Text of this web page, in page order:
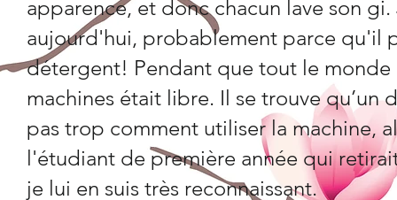
apparence, et donc chacun lave son
aujourd'hui, probablement parce qu'il
détergent! Pendant que tout le monde
machines était libre. Il se trouve qu’un
pas trop comment utiliser la machine,
l'étudiant de première année qui
je lui en suis très reconnaissant.